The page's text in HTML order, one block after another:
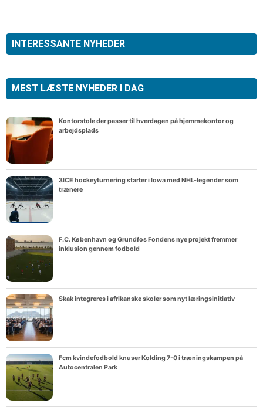
INTERESSANTE NYHEDER
MEST LÆSTE NYHEDER I DAG
Kontorstole der passer til hverdagen på hjemmekontor og
arbejdsplads
3ICE hockeyturnering starter i Iowa med NHL-legender som
trænere
F.C. København og Grundfos Fondens nye projekt fremmer
inklusion gennem fodbold
Skak integreres i afrikanske skoler som nyt læringsinitiativ
Fcm kvindefodbold knuser Kolding 7-0 i træningskampen på
Autocentralen Park